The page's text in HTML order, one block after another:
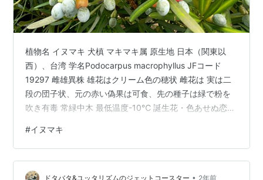
植物名 イヌマキ 犬槙 マキマキ属 原生地 日本（関東以
西）、台湾 学名Podocarpus macrophyllus JFコード
19297 雌雄異株 雄花はクリーム色の穂状 雌花は 実は二
段の団子状、元の赤い偽果は可食、先の種子は緑で粉を
吹き有毒 常緑中木 最低温度-10℃ 誕生花・色あせぬ恋、
#イヌマキ
ドタバタ&ユッタリズムのジェットコースター • 2年前